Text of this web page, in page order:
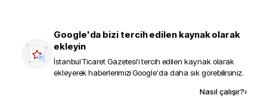
Google'da bizi tercih edilen kaynak olarak
ekleyin
İstanbul Ticaret Gazetesi'i tercih edilen kaynak olarak
ekleyerek haberlerimizi Google'da daha sık görebilirsiniz.
Nasıl çalışır?›